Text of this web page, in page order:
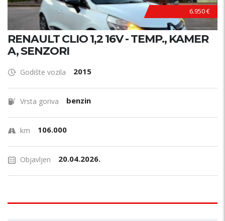
6.950 €
RENAULT CLIO 1,2 16V - TEMP., KAMER
A, SENZORI
Godište vozila 2015
Vrsta goriva benzin
km 106.000
Objavljen 20.04.2026.